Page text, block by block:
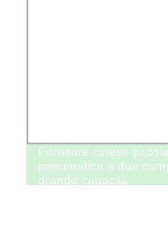
Fornitore cinese
pneumatica a due
grande capacità